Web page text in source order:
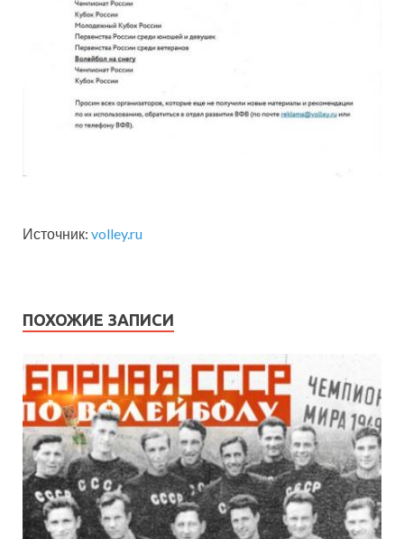
Источник: volley.ru
ПОХОЖИЕ ЗАПИСИ